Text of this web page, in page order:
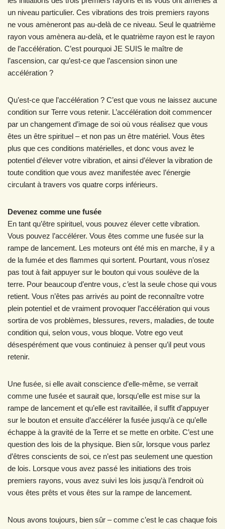
un niveau particulier. Ces vibrations des trois premiers rayons
ne vous amèneront pas au-delà de ce niveau. Seul le quatrième
rayon vous amènera au-delà, et le quatrième rayon est le rayon
de l’accélération. C’est pourquoi JE SUIS le maître de
l’ascension, car qu’est-ce que l’ascension sinon une
accélération ?
Qu’est-ce que l’accélération ? C’est que vous ne laissez aucune
condition sur Terre vous retenir. L’accélération doit commencer
par un changement d’image de soi où vous réalisez que vous
êtes un être spirituel – et non pas un être matériel. Vous êtes
plus que ces conditions matérielles, et donc vous avez le
potentiel d’élever votre vibration, et ainsi d’élever la vibration de
toute condition que vous avez manifestée avec l’énergie
circulant à travers vos quatre corps inférieurs.
Devenez comme une fusée
En tant qu’être spirituel, vous pouvez élever cette vibration.
Vous pouvez l’accélérer. Vous êtes comme une fusée sur la
rampe de lancement. Les moteurs ont été mis en marche, il y a
de la fumée et des flammes qui sortent. Pourtant, vous n’osez
pas tout à fait appuyer sur le bouton qui vous soulève de la
terre. Pour beaucoup d’entre vous, c’est la seule chose qui vous
retient. Vous n’êtes pas arrivés au point de reconnaître votre
plein potentiel et de vraiment provoquer l’accélération qui vous
sortira de vos problèmes, blessures, revers, maladies, de toute
condition qui, selon vous, vous bloque. Votre ego veut
désespérément que vous continuiez à penser qu’il peut vous
retenir.
Une fusée, si elle avait conscience d’elle-même, se verrait
comme une fusée et saurait que, lorsqu’elle est mise sur la
rampe de lancement et qu’elle est ravitaillée, il suffit d’appuyer
sur le bouton et ensuite d’accélérer la fusée jusqu’à ce qu’elle
échappe à la gravité de la Terre et se mette en orbite. C’est une
question des lois de la physique. Bien sûr, lorsque vous parlez
d’êtres conscients de soi, ce n’est pas seulement une question
de lois. Lorsque vous avez passé les initiations des trois
premiers rayons, vous avez suivi les lois jusqu’à l’endroit où
vous êtes prêts et vous êtes sur la rampe de lancement.
Nous avons toujours, bien sûr – comme c’est le cas chaque fois